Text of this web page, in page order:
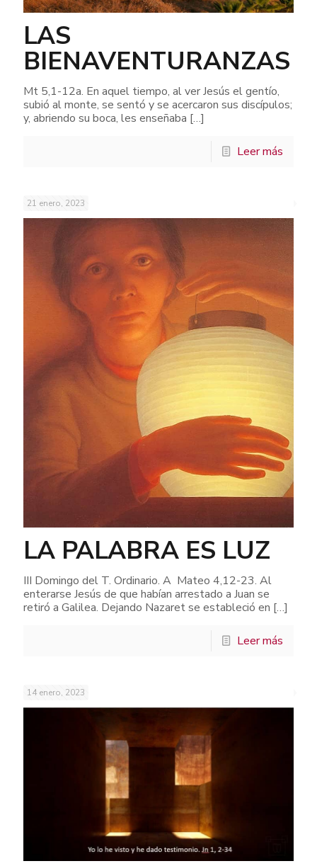
LAS
BIENAVENTURANZAS
Mt 5,1-12a. En aquel tiempo, al ver Jesús el gentío,
subió al monte, se sentó y se acercaron sus discípulos;
y, abriendo su boca, les enseñaba […]
Leer más
21 enero, 2023
LA PALABRA ES LUZ
III Domingo del T. Ordinario. A Mateo 4,12-23. Al
enterarse Jesús de que habían arrestado a Juan se
retiró a Galilea. Dejando Nazaret se estableció en […]
Leer más
14 enero, 2023